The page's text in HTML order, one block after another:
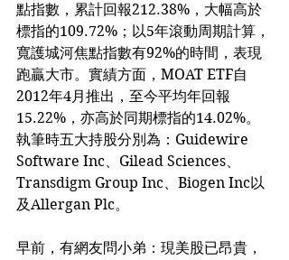
點指數，累計回報212.38%，大幅高於
標指的109.72%；以5年滾動周期計算，
寬護城河焦點指數有92%的時間，表現
跑贏大市。實績方面，MOAT ETF自
2012年4月推出，至今平均年回報
15.22%，亦高於同期標指的14.02%。
執筆時五大持股分別為：Guidewire
Software Inc、Gilead Sciences、
Transdigm Group Inc、Biogen Inc以
及Allergan Plc。
早前，有網友問小弟：現美股已昂貴，